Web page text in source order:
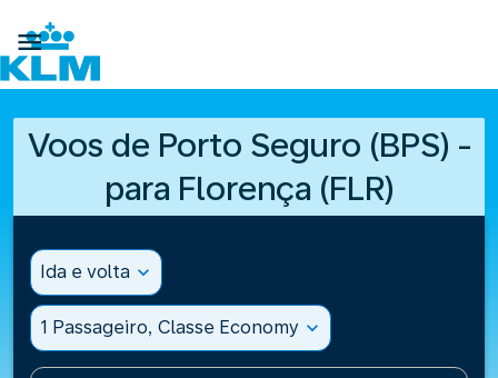

Voos de Porto Seguro (BPS) -
para Florença (FLR)
Ida e volta expand_more
1 Passageiro, Classe Economy expand_more